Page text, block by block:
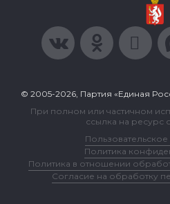
© 2005-2026, Партия «Единая
При полном или частичном
ссылка на ресурс
Политика
Политика в отношении
Согласие на обработку